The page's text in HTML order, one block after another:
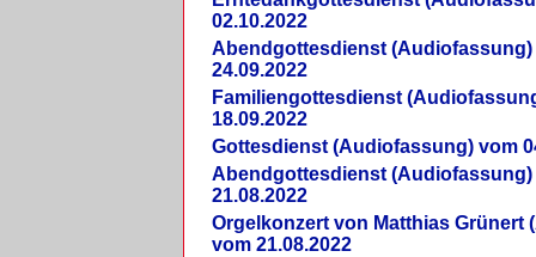
02.10.2022
Abendgottesdienst (Audiofassung)
24.09.2022
Familiengottesdienst
18.09.2022
Gottesdienst (Audiofassung) vom
Abendgottesdienst (Audiofassung)
21.08.2022
Orgelkonzert von Matthias Grünert
vom 21.08.2022